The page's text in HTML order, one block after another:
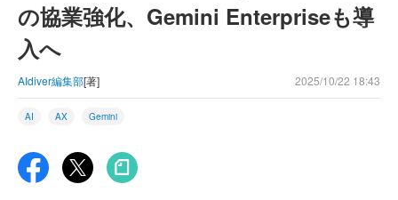
の協業強化、Gemini Enterpriseも導
入へ
AIdiver編集部[著] 2025/10/22 18:43
AI AX Gemini